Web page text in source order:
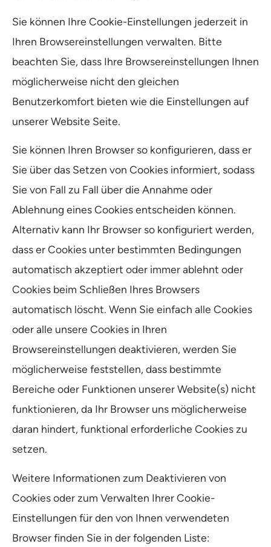
Sie können Ihre Cookie-Einstellungen jederzeit in
Ihren Browsereinstellungen verwalten. Bitte
beachten Sie, dass Ihre Browsereinstellungen Ihnen
möglicherweise nicht den gleichen
Benutzerkomfort bieten wie die Einstellungen auf
unserer Website Seite.
Sie können Ihren Browser so konfigurieren, dass er
Sie über das Setzen von Cookies informiert, sodass
Sie von Fall zu Fall über die Annahme oder
Ablehnung eines Cookies entscheiden können.
Alternativ kann Ihr Browser so konfiguriert werden,
dass er Cookies unter bestimmten Bedingungen
automatisch akzeptiert oder immer ablehnt oder
Cookies beim Schließen Ihres Browsers
automatisch löscht. Wenn Sie einfach alle Cookies
oder alle unsere Cookies in Ihren
Browsereinstellungen deaktivieren, werden Sie
möglicherweise feststellen, dass bestimmte
Bereiche oder Funktionen unserer Website(s) nicht
funktionieren, da Ihr Browser uns möglicherweise
daran hindert, funktional erforderliche Cookies zu
setzen.
Weitere Informationen zum Deaktivieren von
Cookies oder zum Verwalten Ihrer Cookie-
Einstellungen für den von Ihnen verwendeten
Browser finden Sie in der folgenden Liste: